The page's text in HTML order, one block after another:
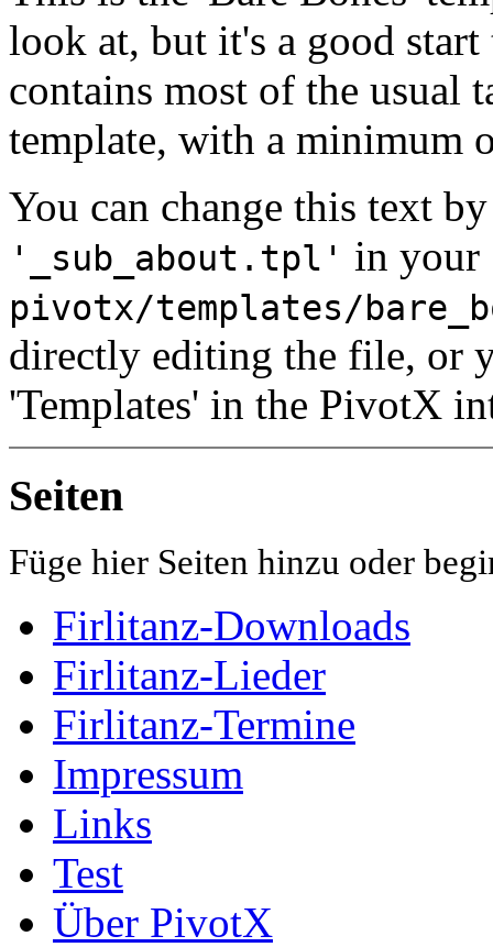
look at, but it's a good
contains most of the usual
template, with a minimum
You can change this text
'_sub_about.tpl' in your
pivotx/templates/
directly editing the file, or
'Templates' in the PivotX
Seiten
Füge hier Seiten hinzu oder
Firlitanz-Downloads
Firlitanz-Lieder
Firlitanz-Termine
Impressum
Links
Test
Über PivotX